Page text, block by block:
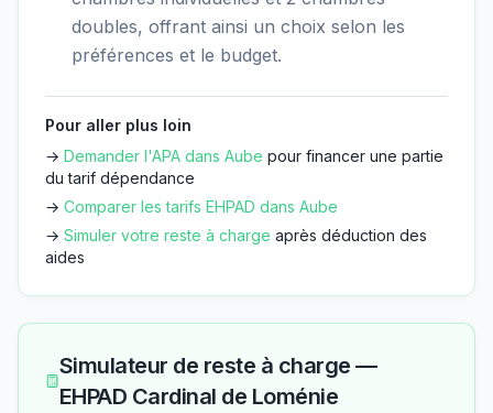
doubles, offrant ainsi un choix selon les
préférences et le budget.
Pour aller plus loin
→ Demander l'APA dans Aube pour financer une partie
du tarif dépendance
→ Comparer les tarifs EHPAD dans Aube
→ Simuler votre reste à charge après déduction des
aides
Simulateur de reste à charge —
EHPAD Cardinal de Loménie